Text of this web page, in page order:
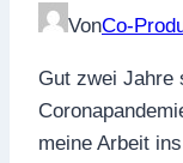
VonCo-
Gut zwei Jahre
meine Arbeit